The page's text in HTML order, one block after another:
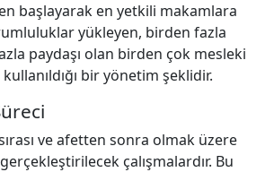
başlayarak en yetkili makamlara
yükleyen, birden fazla
paydaşı olan birden çok mesleki
bir yönetim şeklidir.
ve afetten sonra olmak üzere
çalışmalardır. Bu